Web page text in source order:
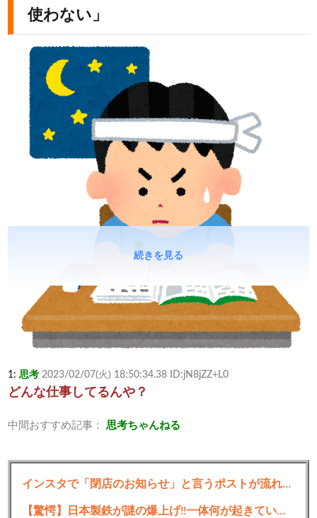
使わない」
1: 思考 2023/02/07(火) 18:50:34.38 ID:jN8jZZ+L0
どんな仕事してるんや？
中間おすすめ記事： 思考ちゃんねる
2:思考 2023/02/07(火) 18:51:04.08 ID:22sSlq3+0
頭使わない仕事
思考 2023/02/07(火) 18:51:28.82 ID:jN8jZZ+L0
続きを見る
インスタで「閉店のお知らせ」と言うポストが流れてくるたびに思う事がコレ…
【驚愕】日本製鉄が謎の爆上げ!!一体何が起きているのか??